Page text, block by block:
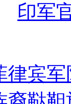
印军
律宾